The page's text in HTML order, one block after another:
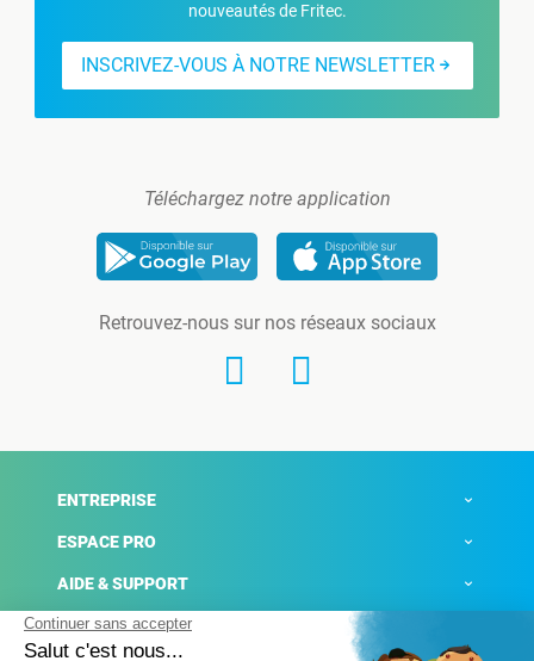
nouveautés de Fritec.
INSCRIVEZ-VOUS À NOTRE NEWSLETTER
Téléchargez notre application
Retrouvez-nous sur nos réseaux sociaux
ENTREPRISE
ESPACE PRO
AIDE & SUPPORT
ACTUALITÉS